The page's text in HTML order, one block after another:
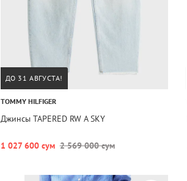
ДО 31 АВГУСТА!
TOMMY HILFIGER
Джинсы TAPERED RW A SKY
1 027 600 сум 2 569 000 сум